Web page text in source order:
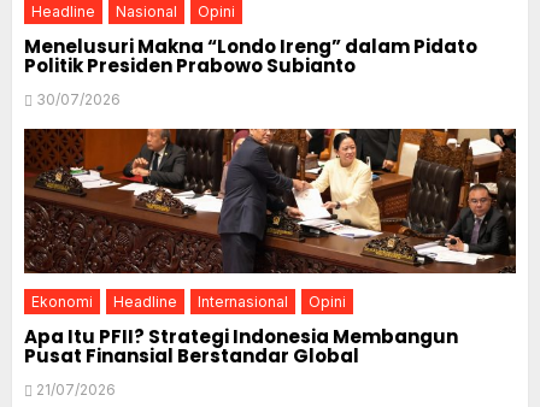
Headline Nasional Opini
Menelusuri Makna “Londo Ireng” dalam Pidato
Politik Presiden Prabowo Subianto
30/07/2026
Ekonomi Headline Internasional Opini
Apa Itu PFII? Strategi Indonesia Membangun
Pusat Finansial Berstandar Global
21/07/2026